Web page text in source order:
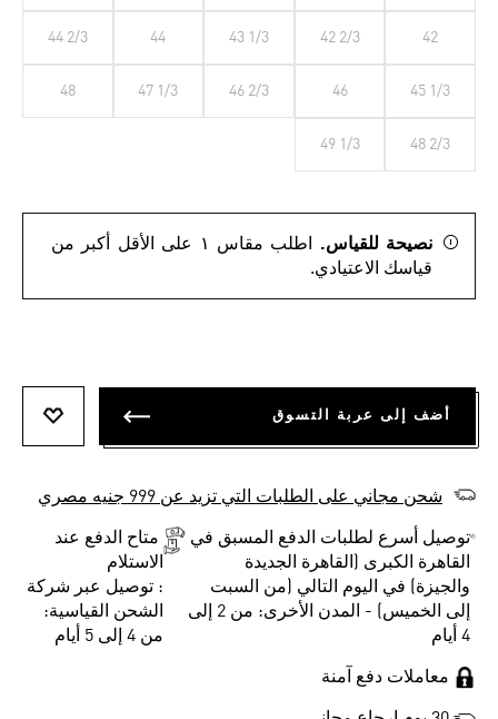
42
42 2/3
43 1/3
44
44 2/3
45 1/3
46
46 2/3
47 1/3
48
48 2/3
49 1/3
نصيحة للقياس.
اطلب مقاس ١ على الأقل أكبر من
قياسك الاعتيادي.
أضف إلى عربة التسوق
شحن مجاني على الطلبات التي تزيد عن 999 جنيه مصري
توصيل أسرع لطلبات الدفع المسبق في
القاهرة الكبرى (القاهرة الجديدة
والجيزة) في اليوم التالي (من السبت
إلى الخميس) - المدن الأخرى: من 2 إلى
4 أيام
متاح الدفع عند
الاستلام
: توصيل عبر شركة
الشحن القياسية:
من 4 إلى 5 أيام
معاملات دفع آمنة